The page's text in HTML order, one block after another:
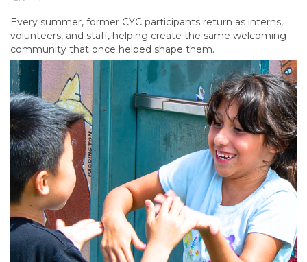
Every summer, former CYC participants return as interns,
volunteers, and staff, helping create the same welcoming
community that once helped shape them.